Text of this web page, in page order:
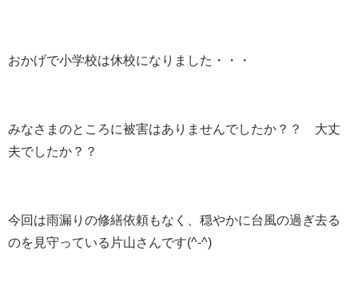
おかげで小学校は休校になりました・・・
みなさまのところに被害はありませんでしたか？？ 大丈
夫でしたか？？
今回は雨漏りの修繕依頼もなく、穏やかに台風の過ぎ去る
のを見守っている片山さんです(^-^)